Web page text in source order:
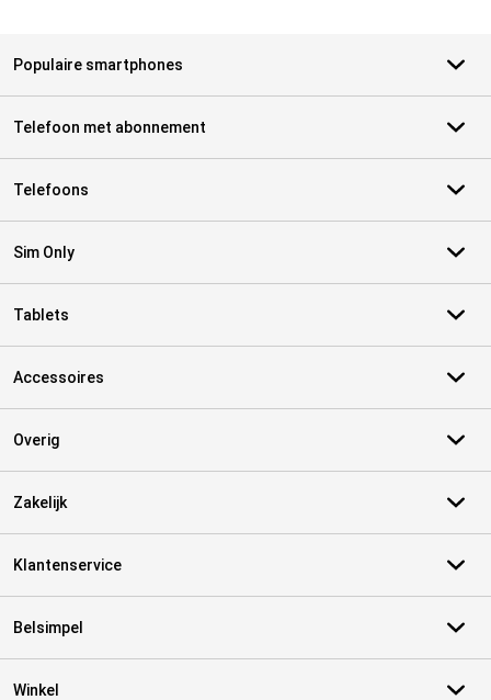
Populaire smartphones
Telefoon met abonnement
Telefoons
Sim Only
Tablets
Accessoires
Overig
Zakelijk
Klantenservice
Belsimpel
Winkel